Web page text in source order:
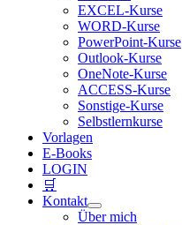
EXCEL-Kurse
WORD-Kurse
PowerPoint-Kurse
Outlook-Kurse
OneNote-Kurse
ACCESS-Kurse
Sonstige-Kurse
Selbstlernkurse
Vorlagen
E-Books
LOGIN
🛒
Kontakt
Über mich